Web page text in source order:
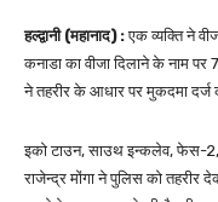
हल्द्वानी (महानाद) :एक व्यक्ति ने
कनाडा का वीजा दिलाने के नाम
ने तहरीर के आधार पर मुकदमा
इको टाउन, साउथ इन्कलेव, फेस-2,
राजेन्द्र मोंगा ने पुलिस को तहरीर